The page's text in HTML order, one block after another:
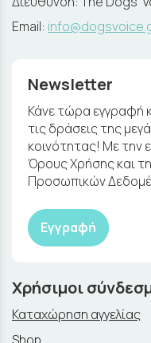
Email:
Newsletter
Κάνε τώρα εγγραφή
τις δράσεις της
κοινότητας! Με την
Όρους Χρήσης και
Προσωπικών
Εγγραφή
Χρήσιμοι
Καταχώρηση αγγελίας